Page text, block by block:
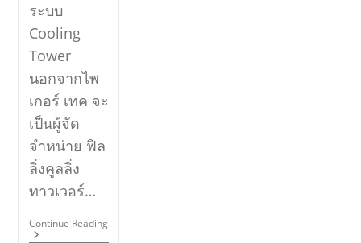
ระบบ
Cooling
Tower
นอกจากไพ
เกอร์ เทค จะ
เป็นผู้จัด
จำหน่าย ฟิล
ลิ่งคูลลิ่ง
ทาวเวอร์…
Continue Reading